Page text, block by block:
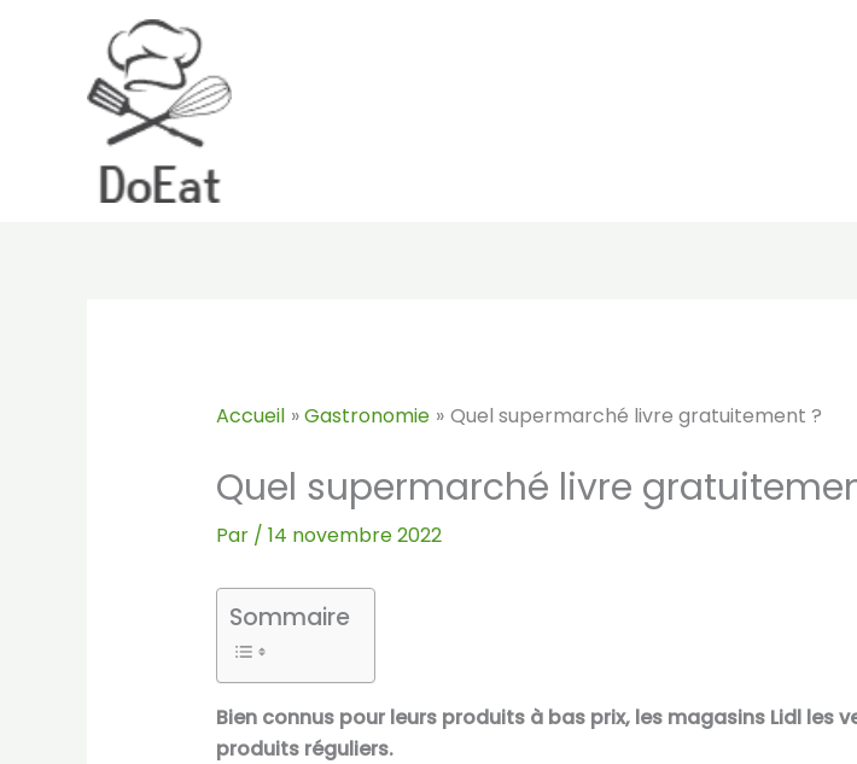
Accueil Gastronomie Quel supermarché livre gratuitement ?
Quel supermarché livre
Par / 14 novembre 2022
Sommaire
Bien connus pour leurs produits à bas prix, les magasins Lidl les
produits réguliers.